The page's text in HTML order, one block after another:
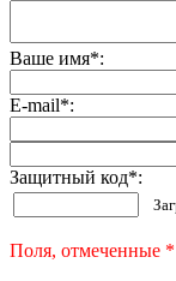
Ваше имя*:
E-mail*:
Защитный код*:
Поля, отмеченные *